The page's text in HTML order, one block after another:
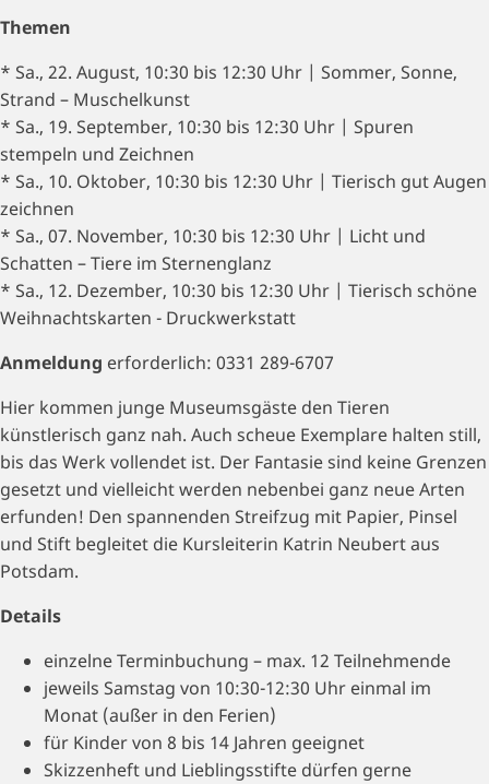
Themen
* Sa., 22. August, 10:30 bis 12:30 Uhr | Sommer, Sonne,
Strand – Muschelkunst
* Sa., 19. September, 10:30 bis 12:30 Uhr | Spuren
stempeln und Zeichnen
* Sa., 10. Oktober, 10:30 bis 12:30 Uhr | Tierisch gut Augen
zeichnen
* Sa., 07. November, 10:30 bis 12:30 Uhr | Licht und
Schatten – Tiere im Sternenglanz
* Sa., 12. Dezember, 10:30 bis 12:30 Uhr | Tierisch schöne
Weihnachtskarten - Druckwerkstatt
Anmeldung erforderlich: 0331 289-6707
Hier kommen junge Museumsgäste den Tieren
künstlerisch ganz nah. Auch scheue Exemplare halten still,
bis das Werk vollendet ist. Der Fantasie sind keine Grenzen
gesetzt und vielleicht werden nebenbei ganz neue Arten
erfunden! Den spannenden Streifzug mit Papier, Pinsel
und Stift begleitet die Kursleiterin Katrin Neubert aus
Potsdam.
Details
einzelne Terminbuchung – max. 12 Teilnehmende
jeweils Samstag von 10:30-12:30 Uhr einmal im
Monat (außer in den Ferien)
für Kinder von 8 bis 14 Jahren geeignet
Skizzenheft und Lieblingsstifte dürfen gerne